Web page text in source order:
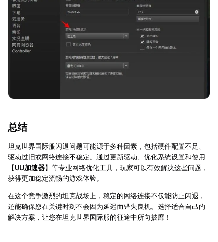
总结
坦克世界国际服闪退问题可能源于多种因素，包括硬件配置不足、
驱动过旧或网络连接不稳定。通过更新驱动、优化系统设置和使用
【UU加速器】等专业网络优化工具，玩家可以有效解决这些问题，
获得更加稳定流畅的游戏体验。
在这个竞争激烈的坦克战场上，稳定的网络连接不仅能防止闪退，
还能确保您在关键时刻不会因为延迟而错失良机。选择适合自己的
解决方案，让您在坦克世界国际服的征途中所向披靡！